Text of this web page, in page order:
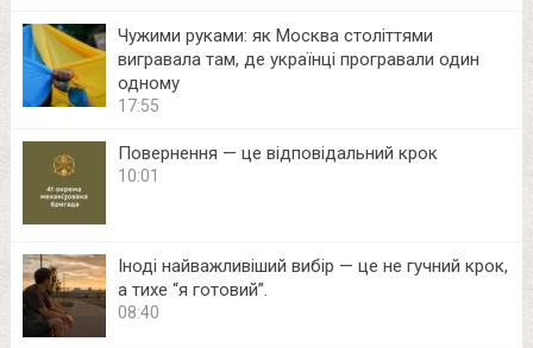
Чужими руками: як Москва століттями
вигравала там, де українці програвали один
одному
17:55
Повернення — це відповідальний крок
10:01
Іноді найважливіший вибір — це не гучний крок,
а тихе “я готовий”.
08:40